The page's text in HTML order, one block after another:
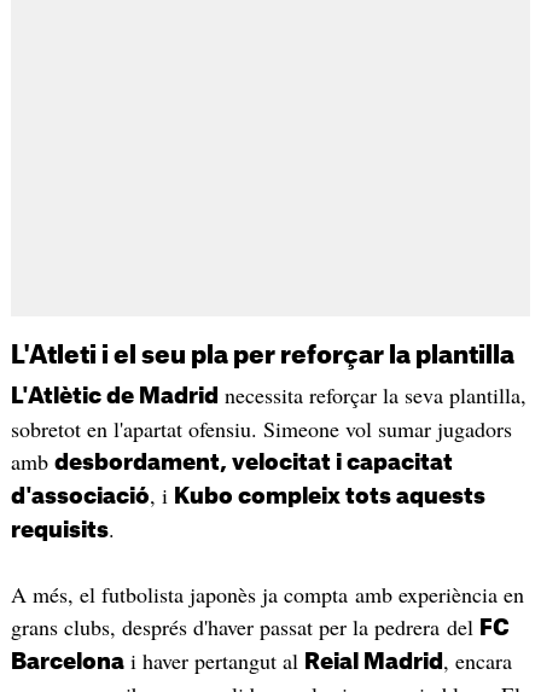
L'Atleti i el seu pla per reforçar la plantilla
L'Atlètic de Madrid necessita reforçar la seva plantilla,
sobretot en l'apartat ofensiu. Simeone vol sumar jugadors
amb desbordament, velocitat i capacitat
d'associació, i Kubo compleix tots aquests
requisits.
A més, el futbolista japonès ja compta amb experiència en
grans clubs, després d'haver passat per la pedrera del FC
Barcelonai haver pertangut al Reial Madrid , encara